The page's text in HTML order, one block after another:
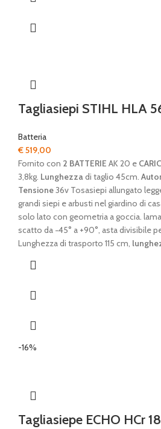
Tagliasiepi STIHL HLA
Batteria
€519,00
Fornito con 2 BATTERIE AK 20 e
3,8kg. Lunghezzadi taglio 45cm.
Tensione36v Tosasiepi allungato
grandi siepi e arbusti nel giardino di
solo lato con geometria a goccia.
scatto da −45° a +90°, asta divisibile
Lunghezza di trasporto 115 cm,
-16%
Tagliasiepe ECHO HCr